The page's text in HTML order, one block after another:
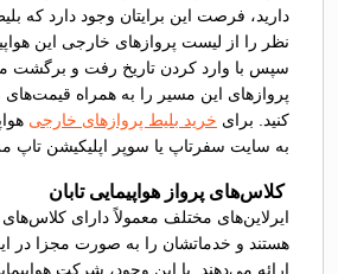
دارید، فرصت این برایتان وجود دارد که
نظر را از لیست پروازهای خارجی این
سپس با وارد کردن تاریخ رفت و برگشت
پروازهای این مسیر را به همراه
کنید. برای خرید بلیط پروازهای خارجی
به سایت سفرتاپ یا سوپر اپلیکیشن تاپ
کلاس‌های پرواز هواپیمایی تابان
ایرلاین‌های مختلف معمولاً دارای
هستند و خدماتشان را به صورت مجزا در
ارائه می‌دهند. با این وجود، شرکت